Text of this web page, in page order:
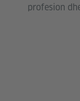
profesion